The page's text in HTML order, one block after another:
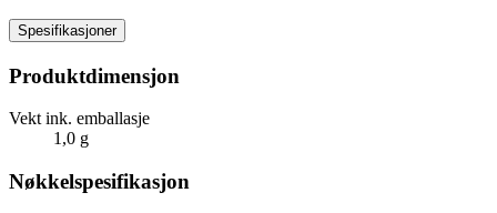
Spesifikasjoner
Produktdimensjon
Vekt ink. emballasje
1,0 g
Nøkkelspesifikasjon